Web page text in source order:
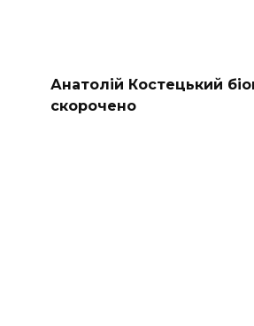
Анатолій Костецький
скорочено